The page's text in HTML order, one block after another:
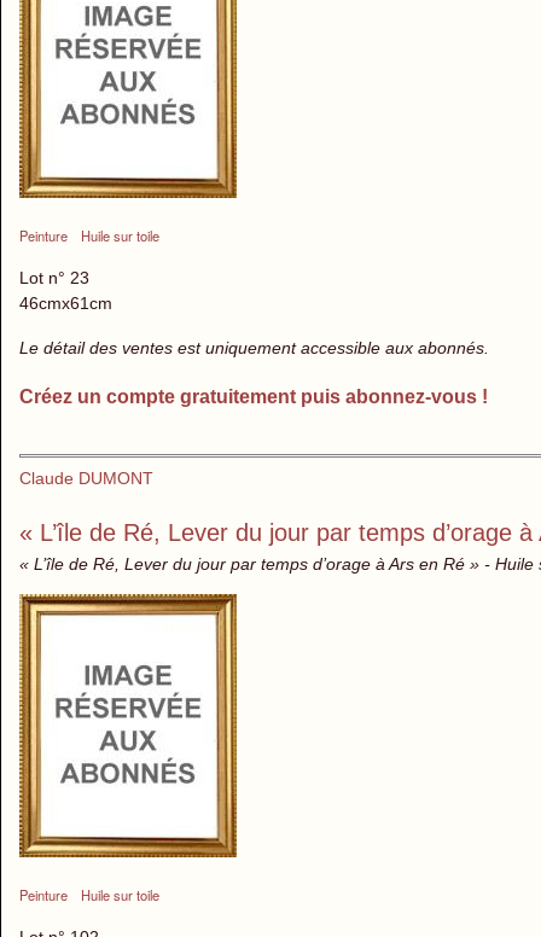
Peinture Huile sur toile
Lot n° 23
46cmx61cm
Le détail des ventes est uniquement accessible aux abonnés.
Créez un compte gratuitement puis abonnez-vous !
Claude DUMONT
« L’île de Ré, Lever du jour par temps d’orage
« L’île de Ré, Lever du jour par temps d’orage à Ars en Ré » -
Peinture Huile sur toile